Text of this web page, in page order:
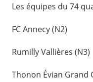
Les équipes du 74
FC Annecy (N2)
Rumilly Vallières (N3)
Thonon Évian Grand